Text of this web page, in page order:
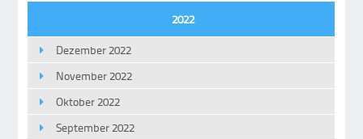
2022
Dezember 2022
November 2022
Oktober 2022
September 2022